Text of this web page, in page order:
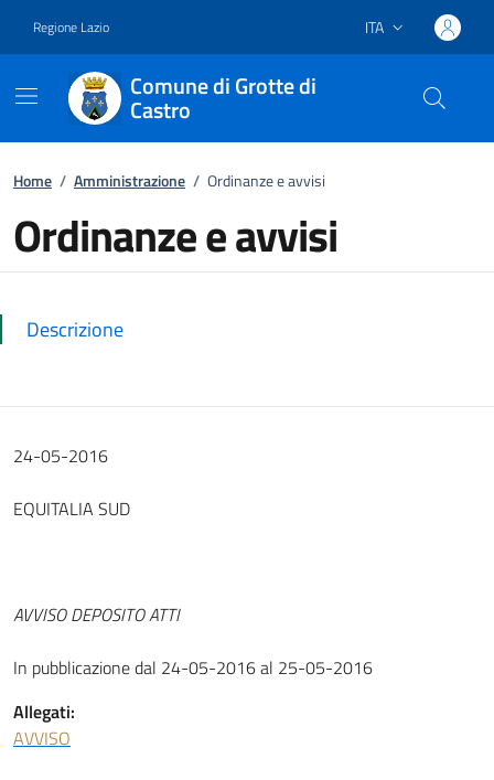
Regione Lazio Lingua attiva:
ITA
Comune di Grotte di
Castro
Home / Amministrazione / Ordinanze e avvisi
Ordinanze e avvisi
Descrizione
24-05-2016
EQUITALIA SUD
AVVISO DEPOSITO ATTI
In pubblicazione dal 24-05-2016 al 25-05-2016
Allegati:
AVVISO